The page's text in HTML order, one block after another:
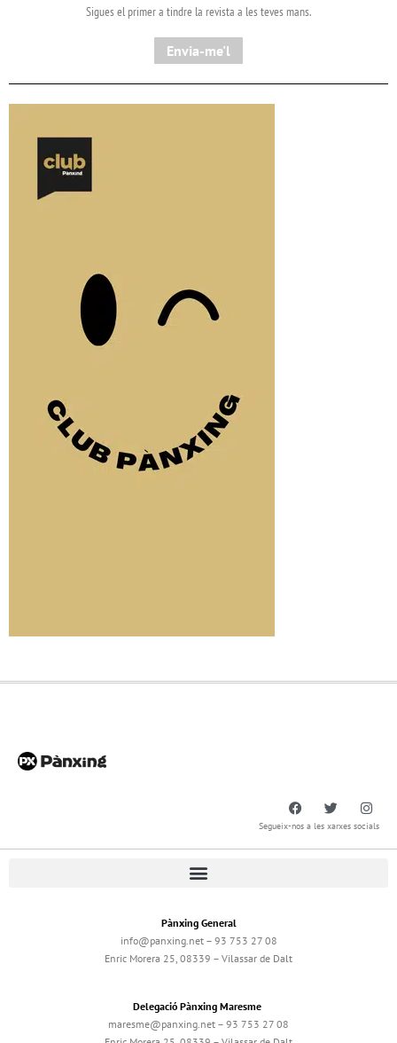
Sigues el primer a tindre la revista a les teves mans.
Envia-me'l
Segueix-nos a les xarxes socials
Pànxing General
info@panxing.net – 93 753 27 08
Enric Morera 25, 08339 – Vilassar de Dalt
Delegació Pànxing Maresme
maresme@panxing.net – 93 753 27 08